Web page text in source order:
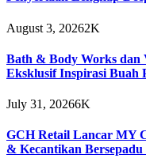
August 3, 20262K
Bath & Body Works dan
Eksklusif Inspirasi Buah
July 31, 20266K
GCH Retail Lancar MY
& Kecantikan